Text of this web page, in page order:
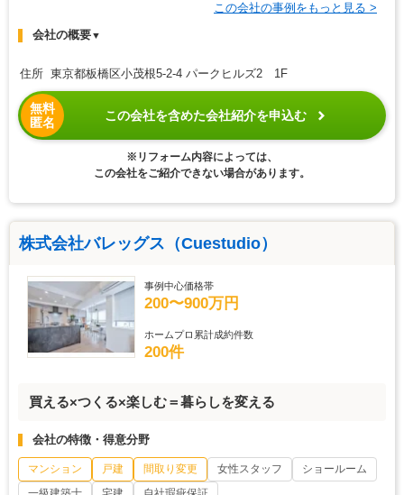
この会社の事例をもっと見る >
会社の概要▼
住所 東京都板橋区小茂根5-2-4 パークヒルズ2 1F
無料
匿名
この会社を含めた会社紹介を申込む
※リフォーム内容によっては、
この会社をご紹介できない場合があります。
株式会社バレッグス（Cuestudio）
事例中心価格帯
200〜900万円
ホームプロ累計成約件数
200件
買える×つくる×楽しむ＝暮らしを変える
会社の特徴・得意分野
マンション 戸建 間取り変更 女性スタッフ
ショールーム